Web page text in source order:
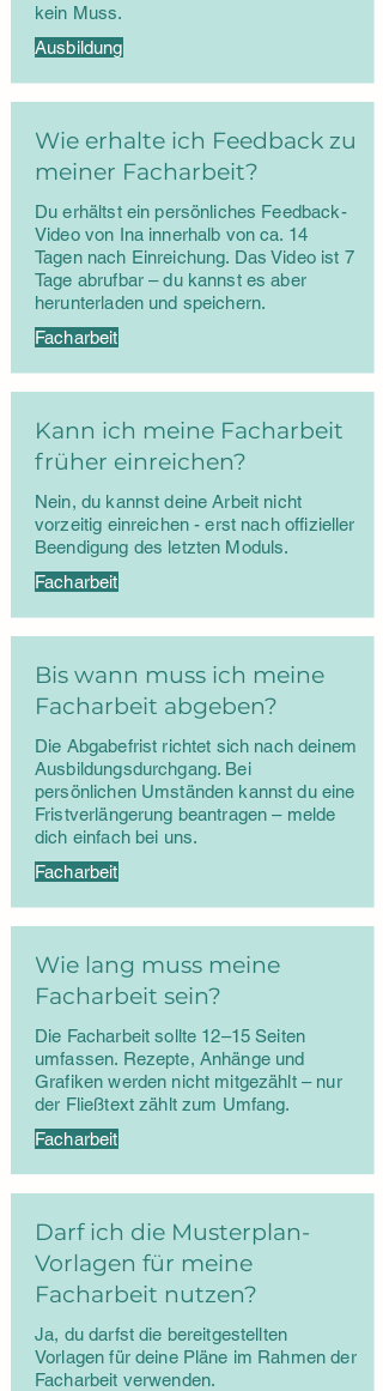
kein Muss.
Ausbildung
Wie erhalte ich Feedback zu
meiner Facharbeit?
Du erhältst ein persönliches Feedback-
Video von Ina innerhalb von ca. 14
Tagen nach Einreichung. Das Video ist 7
Tage abrufbar – du kannst es aber
herunterladen und speichern.
Facharbeit
Kann ich meine Facharbeit
früher einreichen?
Nein, du kannst deine Arbeit nicht
vorzeitig einreichen - erst nach offizieller
Beendigung des letzten Moduls.
Facharbeit
Bis wann muss ich meine
Facharbeit abgeben?
Die Abgabefrist richtet sich nach deinem
Ausbildungsdurchgang. Bei
persönlichen Umständen kannst du eine
Fristverlängerung beantragen – melde
dich einfach bei uns.
Facharbeit
Wie lang muss meine
Facharbeit sein?
Die Facharbeit sollte 12–15 Seiten
umfassen. Rezepte, Anhänge und
Grafiken werden nicht mitgezählt – nur
der Fließtext zählt zum Umfang.
Facharbeit
Darf ich die Musterplan-
Vorlagen für meine
Facharbeit nutzen?
Ja, du darfst die bereitgestellten
Vorlagen für deine Pläne im Rahmen der
Facharbeit verwenden.